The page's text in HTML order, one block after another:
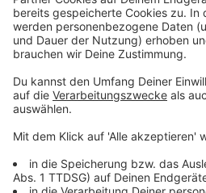
Receiver und weitere Hilfe
Anzeige
Die reinen Radio-Receiver gibt
den TechniSat Cablestar 100
VT855-N DVB-C Radio Tuner.
Außerdem bietet Vodafone